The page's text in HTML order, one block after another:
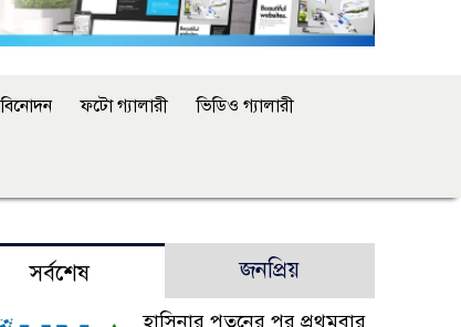
বিনোদন ফটো গ্যালারী ভিডিও গ্যালারী
সর্বশেষ জনপ্রিয়
হাসিনার পতনের পর প্রথমবার